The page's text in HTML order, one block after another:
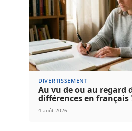
DIVERTISSEMENT
Au vu de ou au regard
différences en français
4 août 2026